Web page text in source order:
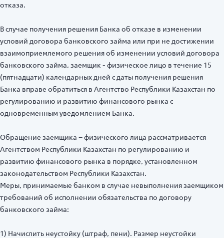
отказа.
В случае получения решения Банка об отказе в изменении
условий договора банковского займа или при не достижении
взаимоприемлемого решения об изменении условий договора
банковского займа, заемщик - физическое лицо в течение 15
(пятнадцати) календарных дней с даты получения решения
Банка вправе обратиться в Агентство Республики Казахстан по
регулированию и развитию финансового рынка с
одновременным уведомлением Банка.
Обращение заемщика – физического лица рассматривается
Агентством Республики Казахстан по регулированию и
развитию финансового рынка в порядке, установленном
законодательством Республики Казахстан.
Меры, принимаемые банком в случае невыполнения заемщиком
требований об исполнении обязательства по договору
банковского займа:
1) Начислить неустойку (штраф, пени). Размер неустойки